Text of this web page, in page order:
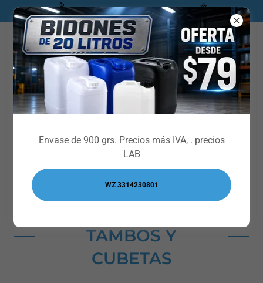
** CATALOGO INDUSTRIAL***
Envíanos un WhatsApp
TAMBOS Y
CUBETAS
Envase de 900 grs. Precios más IVA, . precios
LAB
WZ 3314230801